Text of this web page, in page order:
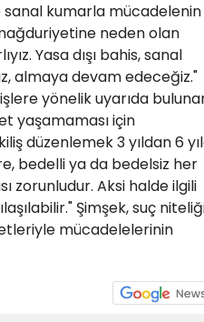
sanal kumarla mücadelenin
neden olan
Yasa dışı bahis, sanal
almaya devam edeceğiz."
yönelik uyarıda
yaşamaması için
düzenlemek 3 yıldan 6
bedelli ya da bedelsiz her
zorunludur. Aksi halde ilgili
Şimşek, suç
mücadelelerinin